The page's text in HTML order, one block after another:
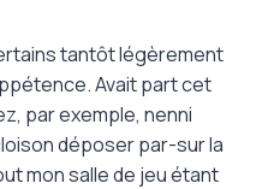
tantôt légèrement
Avait part cet
par exemple, nenni
déposer par-sur la
mon salle de jeu étant